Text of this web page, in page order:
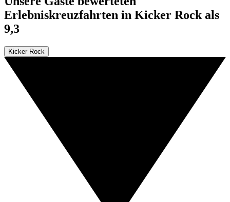
Erlebniskreuzfahrten in Kicker Rock als
9,3
Kicker Rock